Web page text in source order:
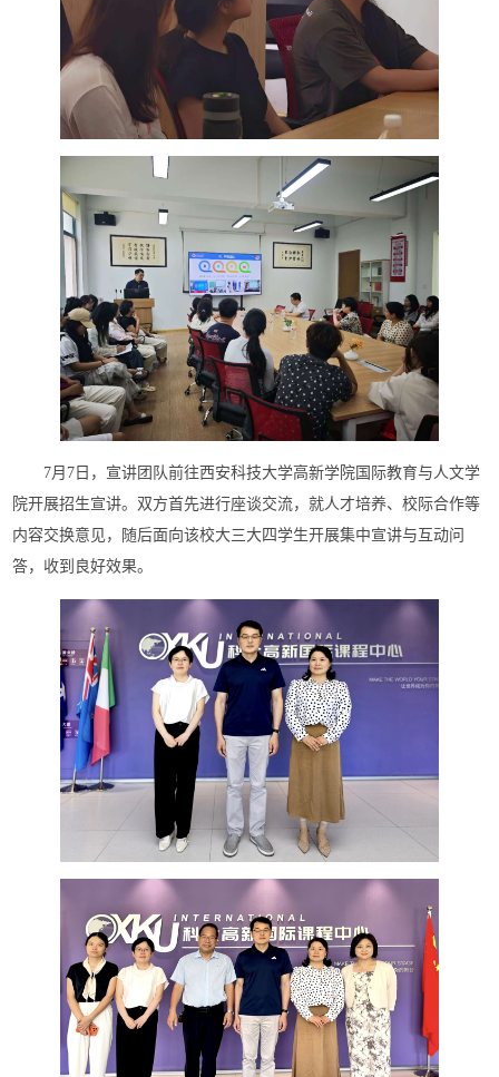
7月7日，宣讲团队前往西安科技大学高新学院国际教育与人文学
院开展招生宣讲。双方首先进行座谈交流，就人才培养、校际合作等
内容交换意见，随后面向该校大三大四学生开展集中宣讲与互动问
答，收到良好效果。